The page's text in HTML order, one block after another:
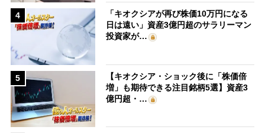
4
「キオクシアが再び株価10万円になる
日は遠い」資産3億円超のサラリーマン
投資家が…
5
【キオクシア・ショック後に「株価倍
増」も期待できる注目銘柄5選】資産3
億円超・…